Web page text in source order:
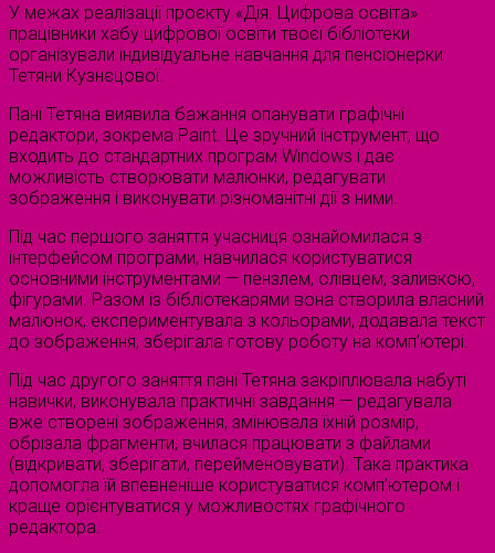
У межах реалізації проєкту «Дія. Цифрова освіта»
працівники хабу цифрової освіти твоєї бібліотеки
організували індивідуальне навчання для пенсіонерки
Тетяни Кузнєцової.
Пані Тетяна виявила бажання опанувати графічні
редактори, зокрема Paint. Це зручний інструмент, що
входить до стандартних програм Windows і дає
можливість створювати малюнки, редагувати
зображення і виконувати різноманітні дії з ними.
Під час першого заняття учасниця ознайомилася з
інтерфейсом програми, навчилася користуватися
основними інструментами — пензлем, олівцем, заливкою,
фігурами. Разом із бібліотекарями вона створила власний
малюнок, експериментувала з кольорами, додавала текст
до зображення, зберігала готову роботу на комп’ютері.
Під час другого заняття пані Тетяна закріплювала набуті
навички, виконувала практичні завдання — редагувала
вже створені зображення, змінювала їхній розмір,
обрізала фрагменти, вчилася працювати з файлами
(відкривати, зберігати, перейменовувати). Така практика
допомогла їй впевненіше користуватися комп’ютером і
краще орієнтуватися у можливостях графічного
редактора.